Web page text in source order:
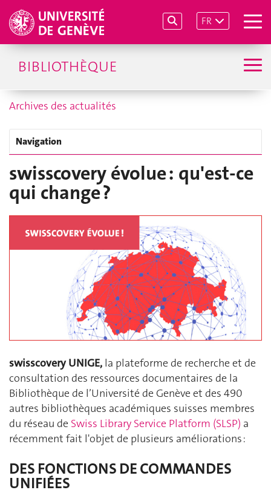
FR
BIBLIOTHÈQUE
Archives des actualités
Navigation
swisscovery évolue : qu'est-ce
qui change ?
swisscovery UNIGE, la plateforme de recherche et de
consultation des ressources documentaires de la
Bibliothèque de l’Université de Genève et des 490
autres bibliothèques académiques suisses membres
du réseau de Swiss Library Service Platform (SLSP) a
récemment fait l'objet de plusieurs améliorations :
DES FONCTIONS DE COMMANDES
UNIFIÉES